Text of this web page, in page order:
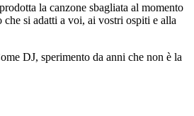
la canzone sbagliata al momento
si adatti a voi, ai vostri ospiti e alla
DJ, sperimento da anni che non è la